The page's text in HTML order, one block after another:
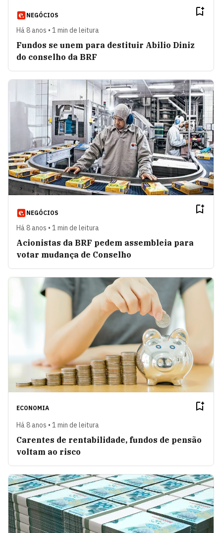
NEGÓCIOS
Há 8 anos • 1 min de leitura
Fundos se unem para destituir Abilio Diniz
do conselho da BRF
NEGÓCIOS
Há 8 anos • 1 min de leitura
Acionistas da BRF pedem assembleia para
votar mudança de Conselho
ECONOMIA
Há 8 anos • 1 min de leitura
Carentes de rentabilidade, fundos de pensão
voltam ao risco